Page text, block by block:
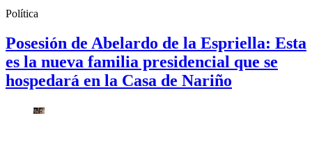
Política
Posesión de Abelardo de la Espriella: Esta
es la nueva familia presidencial que se
hospedará en la Casa de Nariño